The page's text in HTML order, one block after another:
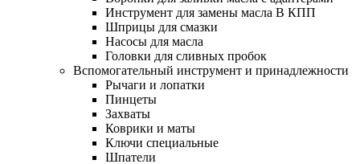
Инструмент для замены масла В КПП
Шприцы для смазки
Насосы для масла
Головки для сливных пробок
Вспомогательный инструмент и принадлежности
Рычаги и лопатки
Пинцеты
Захваты
Коврики и маты
Ключи специальные
Шпатели